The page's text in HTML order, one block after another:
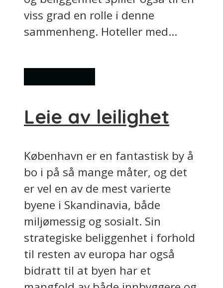
viss grad en rolle i denne
sammenheng. Hoteller med...
Leie av leilighet
København er en fantastisk by å
bo i på så mange måter, og det
er vel en av de mest varierte
byene i Skandinavia, både
miljømessig og sosialt. Sin
strategiske beliggenhet i forhold
til resten av europa har også
bidratt til at byen har et